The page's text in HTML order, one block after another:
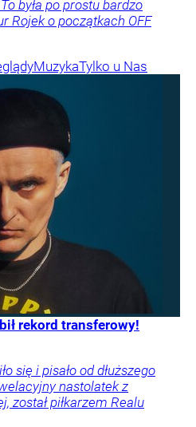
była po prostu bardzo
Rojek o początkach OFF
MuzykaTylko u Nas
rekord transferowy!
się i pisało od dłuższego
nastolatek z
został piłkarzem Realu